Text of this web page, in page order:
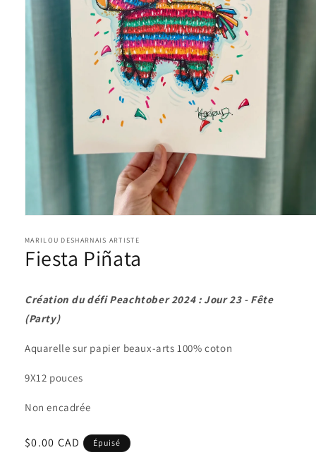
média
1
dans
modale
MARILOU DESHARNAIS ARTISTE
Fiesta Piñata
Création du défi Peachtober 2024 : Jour 23 - Fête
(Party)
Aquarelle sur papier beaux-arts 100% coton
9X12 pouces
Non encadrée
Prix
$0.00 CAD Épuisé